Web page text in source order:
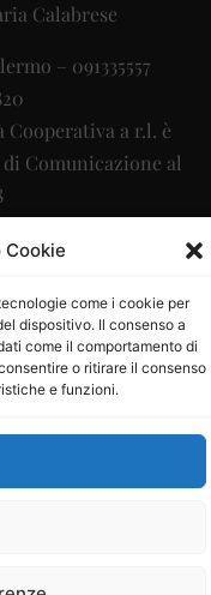
Cookie
come i cookie per
dispositivo. Il consenso a
come il comportamento di
o ritirare il consenso
e funzioni.
Calabrese
– 091335557
a r.l. è
Comunicazione al
info@ladigitale.it